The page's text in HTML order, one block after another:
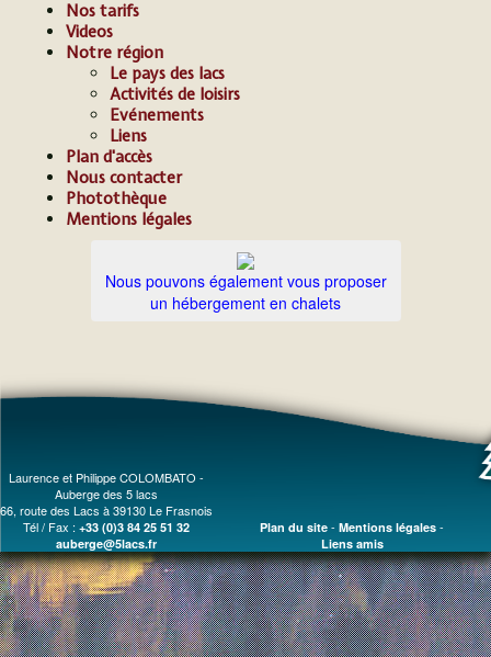
Nos tarifs
Videos
Notre région
Le pays des lacs
Activités de loisirs
Evénements
Liens
Plan d'accès
Nous contacter
Photothèque
Mentions légales
Nous pouvons également vous proposer
un hébergement en chalets
Laurence et Philippe COLOMBATO -
Auberge des 5 lacs
66, route des Lacs à 39130 Le Frasnois
Tél / Fax : +33 (0)3 84 25 51 32
auberge@5lacs.fr
Plan du site - Mentions légales -
Liens amis